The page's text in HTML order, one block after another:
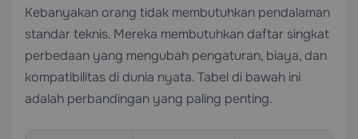
Kebanyakan orang tidak membutuhkan pendalaman
standar teknis. Mereka membutuhkan daftar singkat
perbedaan yang mengubah pengaturan, biaya, dan
kompatibilitas di dunia nyata. Tabel di bawah ini
adalah perbandingan yang paling penting.